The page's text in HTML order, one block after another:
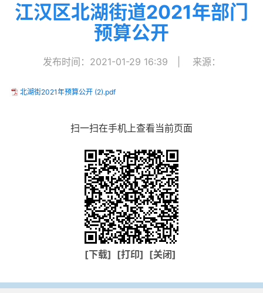
江汉区北湖街道2021年部门
预算公开
发布时间：2021-01-29 16:39 来源：
北湖街2021年预算公开 (2).pdf
扫一扫在手机上查看当前页面
[下载] [打印] [关闭]